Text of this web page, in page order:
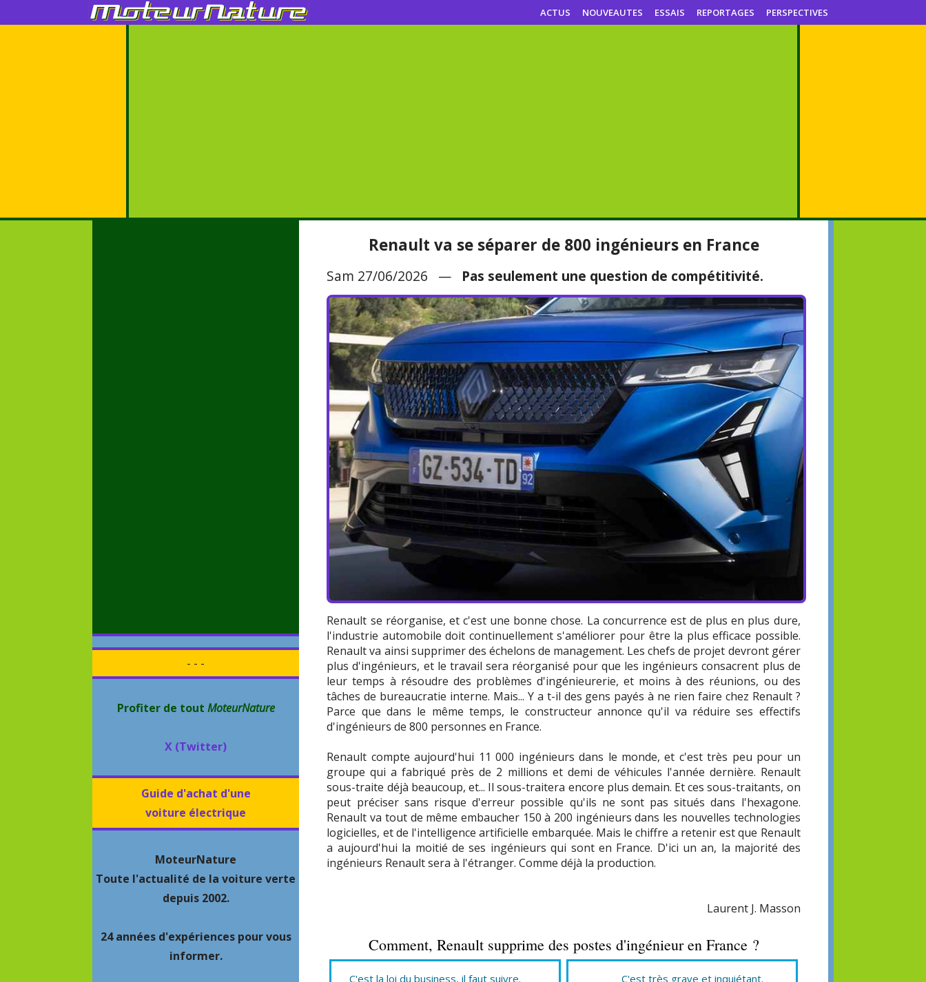
ACTUS NOUVEAUTES ESSAIS REPORTAGES PERSPECTIVES
- - -
Profiter de tout MoteurNature
X (Twitter)
Guide d'achat d'une
voiture électrique
MoteurNature
Toute l'actualité de la voiture verte
depuis 2002.
24 années d'expériences pour vous
informer.
Renault va se séparer de 800 ingénieurs en France
Sam 27/06/2026 — Pas seulement une question de compétitivité.
Renault se réorganise, et c'est une bonne chose. La concurrence est de plus en plus dure,
l'industrie automobile doit continuellement s'améliorer pour être la plus efficace possible.
Renault va ainsi supprimer des échelons de management. Les chefs de projet devront gérer
plus d'ingénieurs, et le travail sera réorganisé pour que les ingénieurs consacrent plus de
leur temps à résoudre des problèmes d'ingénieurerie, et moins à des réunions, ou des
tâches de bureaucratie interne. Mais... Y a t-il des gens payés à ne rien faire chez Renault ?
Parce que dans le même temps, le constructeur annonce qu'il va réduire ses effectifs
d'ingénieurs de 800 personnes en France.
Renault compte aujourd'hui 11 000 ingénieurs dans le monde, et c'est très peu pour un
groupe qui a fabriqué près de 2 millions et demi de véhicules l'année dernière. Renault
sous-traite déjà beaucoup, et... Il sous-traitera encore plus demain. Et ces sous-traitants, on
peut préciser sans risque d'erreur possible qu'ils ne sont pas situés dans l'hexagone.
Renault va tout de même embaucher 150 à 200 ingénieurs dans les nouvelles technologies
logicielles, et de l'intelligence artificielle embarquée. Mais le chiffre a retenir est que Renault
a aujourd'hui la moitié de ses ingénieurs qui sont en France. D'ici un an, la majorité des
ingénieurs Renault sera à l'étranger. Comme déjà la production.
Laurent J. Masson
Comment, Renault supprime des postes d'ingénieur en France ?
C'est la loi du business, il faut suivre. C'est très grave et inquiétant.